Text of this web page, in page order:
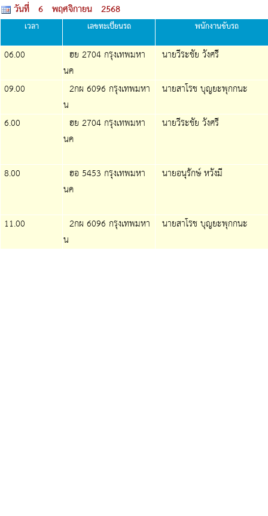
วันที่ 6 พฤศจิกายน 2568
เวลา เลขทะเบียนรถ พนักงานขับรถ
06.00
ฮย 2704 กรุงเทพมหา
นค
นายวีระชัย วังศรี
09.00
2กผ 6096 กรุงเทพมหา
น
นายสาโรช บุญยะพุกกนะ
6.00
ฮย 2704 กรุงเทพมหา
นค
นายวีระชัย วังศรี
8.00
ฮอ 5453 กรุงเทพมหา
นค
นายอนุรักษ์ หวังมี
11.00
2กผ 6096 กรุงเทพมหา
น
นายสาโรช บุญยะพุกกนะ